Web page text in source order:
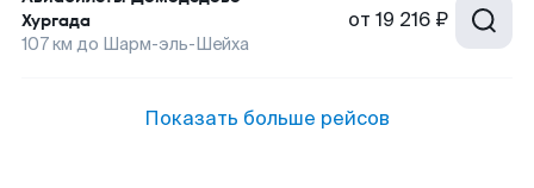
Хургада
107км до Шарм-эль-Шейха
от 19 216 ₽
Показать больше рейсов